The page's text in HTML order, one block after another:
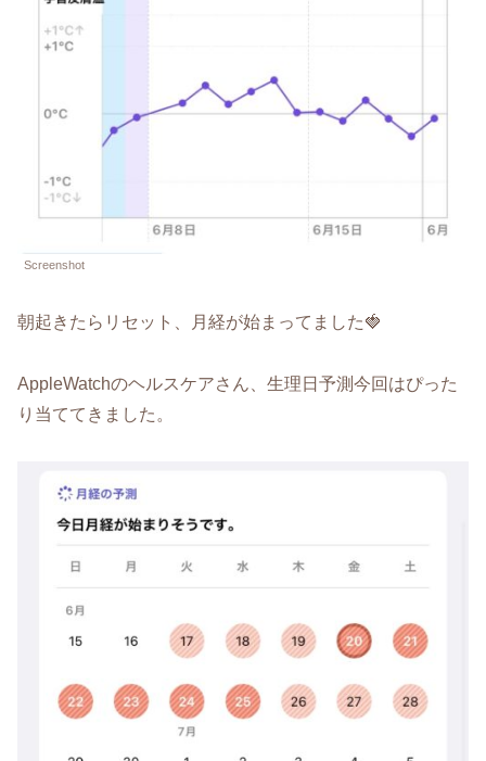
Screenshot
朝起きたらリセット、月経が始まってました🍓
AppleWatchのヘルスケアさん、生理日予測今回はぴった
り当ててきました。